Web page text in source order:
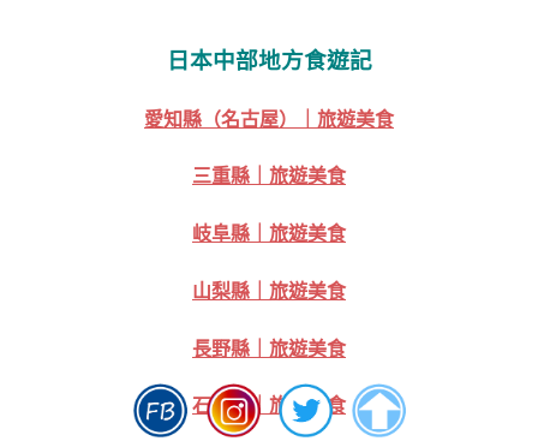
日本中部地方食遊記
愛知縣（名古屋）｜旅遊美食
三重縣｜旅遊美食
岐阜縣｜旅遊美食
山梨縣｜旅遊美食
長野縣｜旅遊美食
石川縣｜旅遊美食